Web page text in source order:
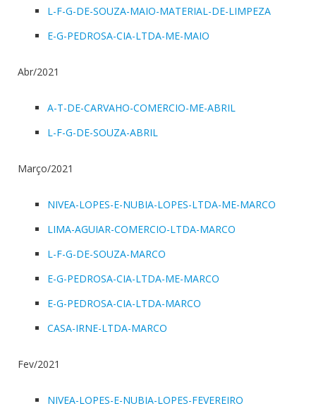
L-F-G-DE-SOUZA-MAIO-MATERIAL-DE-LIMPEZA
E-G-PEDROSA-CIA-LTDA-ME-MAIO
Abr/2021
A-T-DE-CARVAHO-COMERCIO-ME-ABRIL
L-F-G-DE-SOUZA-ABRIL
Março/2021
NIVEA-LOPES-E-NUBIA-LOPES-LTDA-ME-MARCO
LIMA-AGUIAR-COMERCIO-LTDA-MARCO
L-F-G-DE-SOUZA-MARCO
E-G-PEDROSA-CIA-LTDA-ME-MARCO
E-G-PEDROSA-CIA-LTDA-MARCO
CASA-IRNE-LTDA-MARCO
Fev/2021
NIVEA-LOPES-E-NUBIA-LOPES-FEVEREIRO